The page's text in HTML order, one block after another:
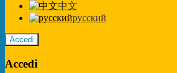
中文
русский
Accedi
Accedi